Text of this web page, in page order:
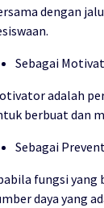
dengan
Sebagai
adalah
berbuat dan
Sebagai
fungsi yang
daya yang